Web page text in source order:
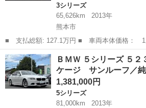
3シリーズ
65,626km
2013年
熊本市
■ 支払総額: 127.1万円 ■ 車両本体価格： 1,198,000 円 ■ メーカ
ー名： ＢＭＷ ■ 車種名： ３シリーズ ■
ｉグランツーリスモ Ｍスポーツ パノラマ
ト ヘッ...
熊本 熊本市
ＢＭＷ ５シリーズ ５
ケージ サンルーフ／
1,381,000円
5シリーズ
81,000km
2013年